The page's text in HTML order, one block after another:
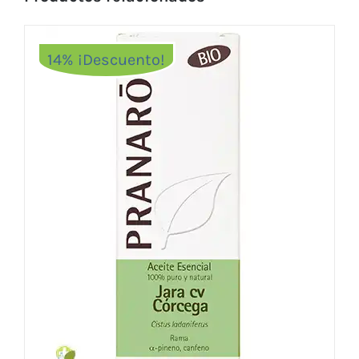
14% ¡Descuento!